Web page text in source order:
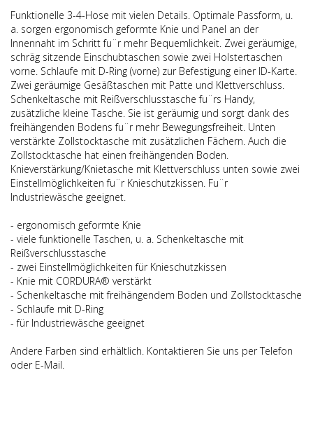
Funktionelle 3-4-Hose mit vielen Details. Optimale Passform, u.
a. sorgen ergonomisch geformte Knie und Panel an der
Innennaht im Schritt fu¨r mehr Bequemlichkeit. Zwei geräumige,
schräg sitzende Einschubtaschen sowie zwei Holstertaschen
vorne. Schlaufe mit D-Ring (vorne) zur Befestigung einer ID-Karte.
Zwei geräumige Gesäßtaschen mit Patte und Klettverschluss.
Schenkeltasche mit Reißverschlusstasche fu¨rs Handy,
zusätzliche kleine Tasche. Sie ist geräumig und sorgt dank des
freihängenden Bodens fu¨r mehr Bewegungsfreiheit. Unten
verstärkte Zollstocktasche mit zusätzlichen Fächern. Auch die
Zollstocktasche hat einen freihängenden Boden.
Knieverstärkung/Knietasche mit Klettverschluss unten sowie zwei
Einstellmöglichkeiten fu¨r Knieschutzkissen. Fu¨r
Industriewäsche geeignet.
- ergonomisch geformte Knie
- viele funktionelle Taschen, u. a. Schenkeltasche mit
Reißverschlusstasche
- zwei Einstellmöglichkeiten für Knieschutzkissen
- Knie mit CORDURA® verstärkt
- Schenkeltasche mit freihängendem Boden und Zollstocktasche
- Schlaufe mit D-Ring
- für Industriewäsche geeignet
Andere Farben sind erhältlich. Kontaktieren Sie uns per Telefon
oder E-Mail.